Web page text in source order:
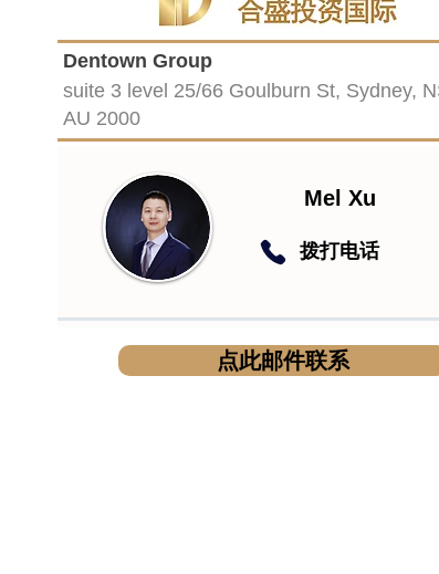
Dentown Group
suite 3 level 25/66 Goulburn St, Sydney,
AU 2000
Mel Xu
​拨打电话
点此邮件联系